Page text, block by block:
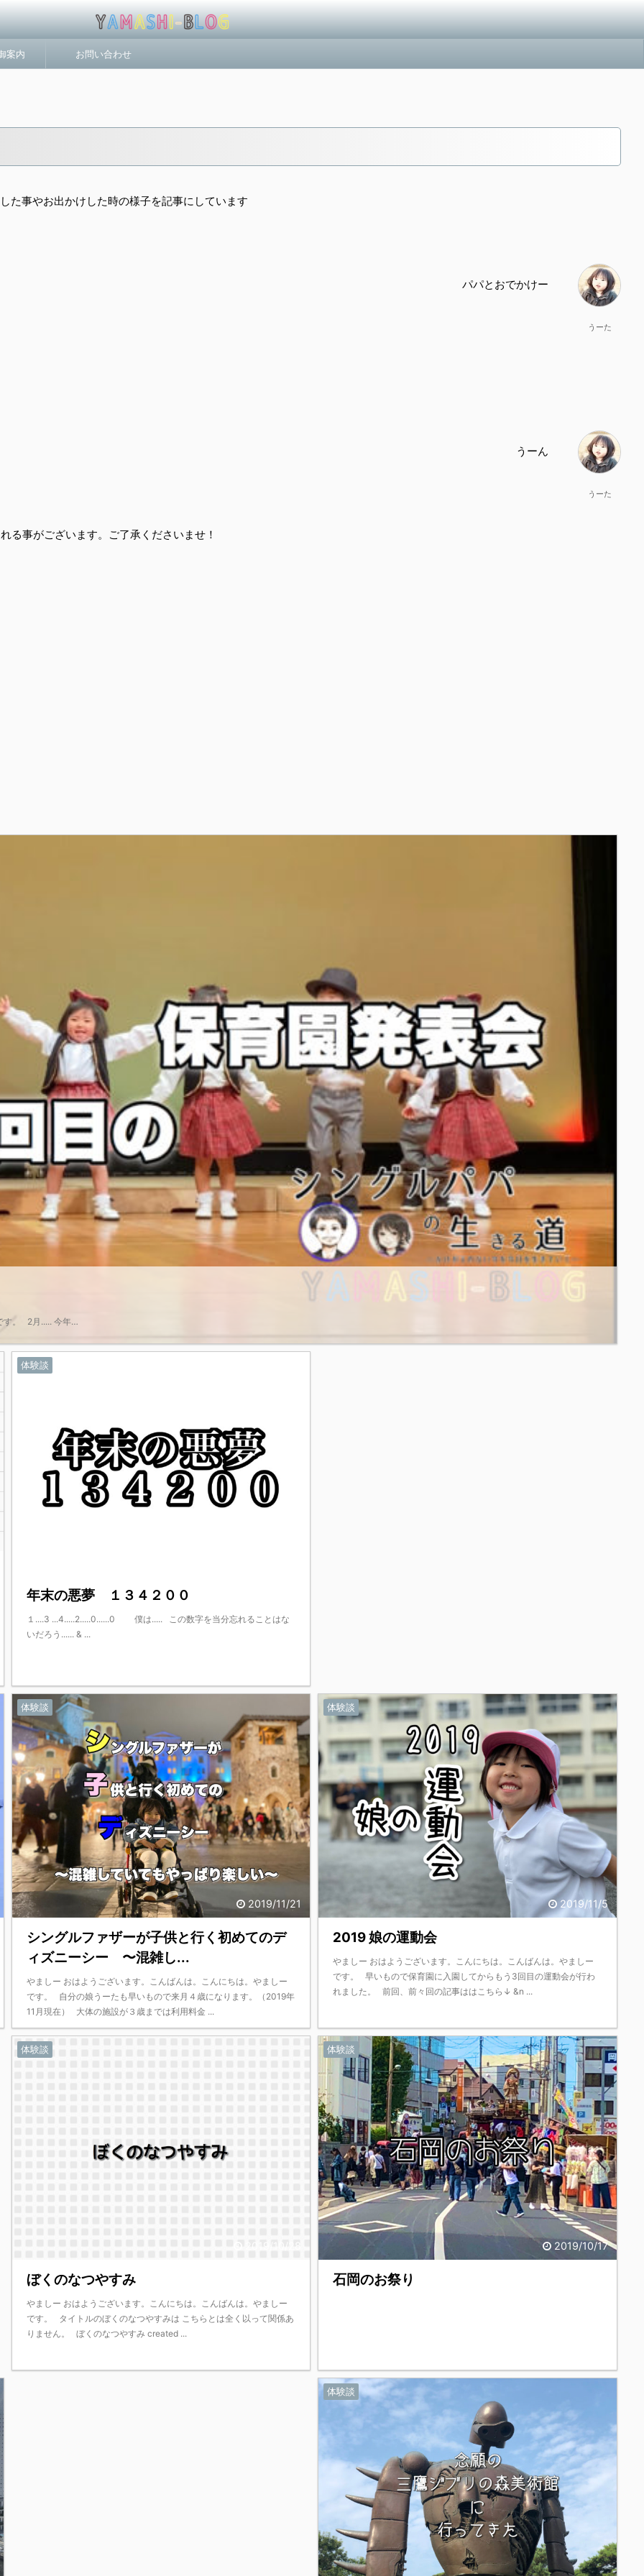
案内 お問い合わせ
た事やお出かけした時の様子を記事にしています
パパとおでかけー
うーた
うーん
うーた
る事がございます。ご了承くださいませ！
す。 2月..... 今年…
体験談
年末の悪夢 １３４２００
１....3 ...4.....2.....0......0 僕は..... この数字を当分忘れることはな
いだろう...... & ...
2019/11/21
体験談
シングルファザーが子供と行く初めてのデ
ィズニーシー 〜混雑し...
やましー おはようございます。こんばんは。こんにちは。やましー
です。 自分の娘うーたも早いもので来月４歳になります。（2019年
11月現在） 大体の施設が３歳までは利用料金 ...
2019/11/5
体験談
2019 娘の運動会
やましー おはようございます。こんにちは。こんばんは。やましー
です。 早いもので保育園に入園してからもう3回目の運動会が行わ
れました。 前回、前々回の記事ははこちら↓ &n ...
体験談
ぼくのなつやすみ
やましー おはようございます。こんにちは。こんばんは。やましー
です。 タイトルのぼくのなつやすみは こちらとは全く以って関係あ
りません。 ぼくのなつやすみ created ...
2019/10/17
体験談
石岡のお祭り
体験談